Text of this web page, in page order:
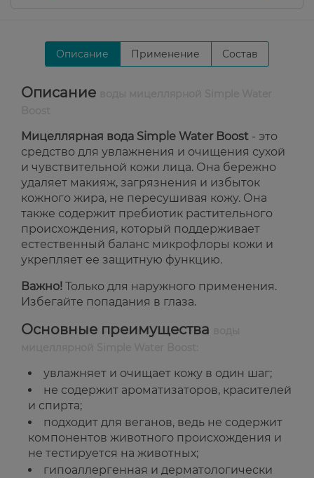
Описание Применение Состав
Описание
Мицеллярная вода Simple Water Boost - это
средство для увлажнения и очищения сухой
и чувствительной кожи лица. Она бережно
удаляет макияж, загрязнения и избыток
кожного жира, не пересушивая кожу. Она
также содержит пребиотик растительного
происхождения, который поддерживает
естественный баланс микрофлоры кожи и
укрепляет ее защитную функцию.
Важно! Только для наружного применения.
Избегайте попадания в глаза.
Основные преимущества
увлажняет и очищает кожу в один шаг;
не содержит ароматизаторов, красителей
и спирта;
подходит для веганов, ведь не содержит
компонентов животного происхождения и
не тестируется на животных;
гипоаллергенная и дерматологически